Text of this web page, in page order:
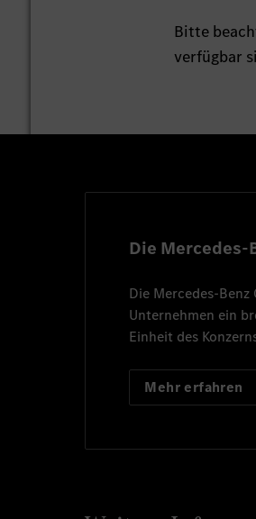
Bitte
verfügbar
Die Mercedes-
Die Mercedes-Benz
Unternehmen ein
Einheit des
Mehr erfahren